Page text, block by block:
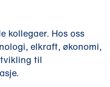
kollegaer. Hos oss
elkraft, økonomi,
til